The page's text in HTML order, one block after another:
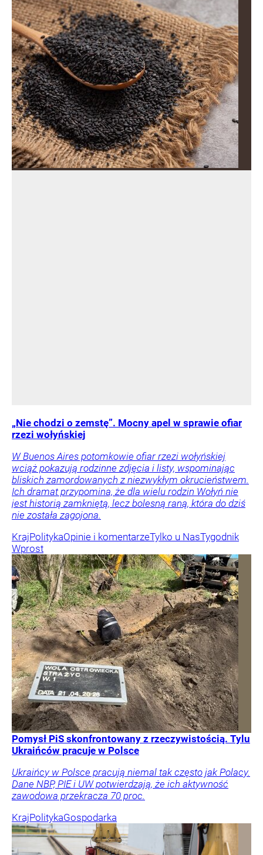
„Nie chodzi o zemstę”. Mocny apel w sprawie ofiar
rzezi wołyńskiej
W Buenos Aires potomkowie ofiar rzezi wołyńskiej
wciąż pokazują rodzinne zdjęcia i listy, wspominając
bliskich zamordowanych z niezwykłym okrucieństwem.
Ich dramat przypomina, że dla wielu rodzin Wołyń nie
jest historią zamkniętą, lecz bolesną raną, która do dziś
nie została zagojona.
KrajPolitykaOpinie i komentarzeTylko u NasTygodnik
Wprost
Pomysł PiS skonfrontowany z rzeczywistością. Tylu
Ukraińców pracuje w Polsce
Ukraińcy w Polsce pracują niemal tak często jak Polacy.
Dane NBP, PIE i UW potwierdzają, że ich aktywność
zawodowa przekracza 70 proc.
KrajPolitykaGospodarka